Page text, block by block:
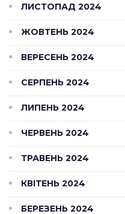
ЛИСТОПАД 2024
ЖОВТЕНЬ 2024
ВЕРЕСЕНЬ 2024
СЕРПЕНЬ 2024
ЛИПЕНЬ 2024
ЧЕРВЕНЬ 2024
ТРАВЕНЬ 2024
КВІТЕНЬ 2024
БЕРЕЗЕНЬ 2024